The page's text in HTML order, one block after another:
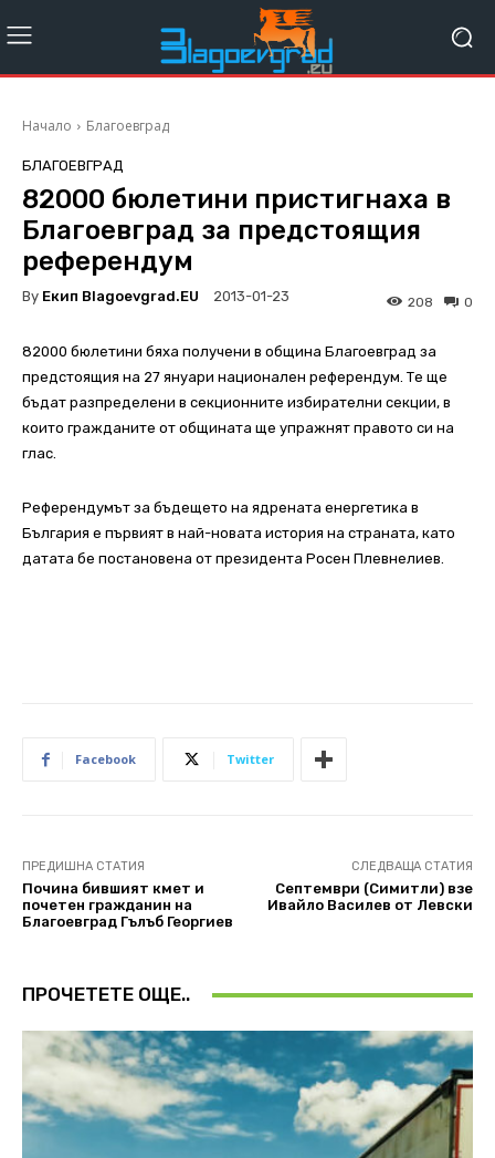
Начало Благоевград
БЛАГОЕВГРАД
82000 бюлетини пристигнаха в
Благоевград за предстоящия
референдум
By Екип Blagoevgrad.EU 2013-01-23 0
208
82000 бюлетини бяха получени в община Благоевград за
предстоящия на 27 януари национален референдум. Те ще
бъдат разпределени в секционните избирателни секции, в
които гражданите от общината ще упражнят правото си на
глас.
Референдумът за бъдещето на ядрената енергетика в
България е първият в най-новата история на страната, като
датата бе постановена от президента Росен Плевнелиев.
Facebook Twitter
ПРЕДИШНА СТАТИЯ
Почина бившият кмет и
почетен гражданин на
Благоевград Гълъб Георгиев
СЛЕДВАЩА СТАТИЯ
Септември (Симитли) взе
Ивайло Василев от Левски
ПРОЧЕТЕТЕ ОЩЕ..